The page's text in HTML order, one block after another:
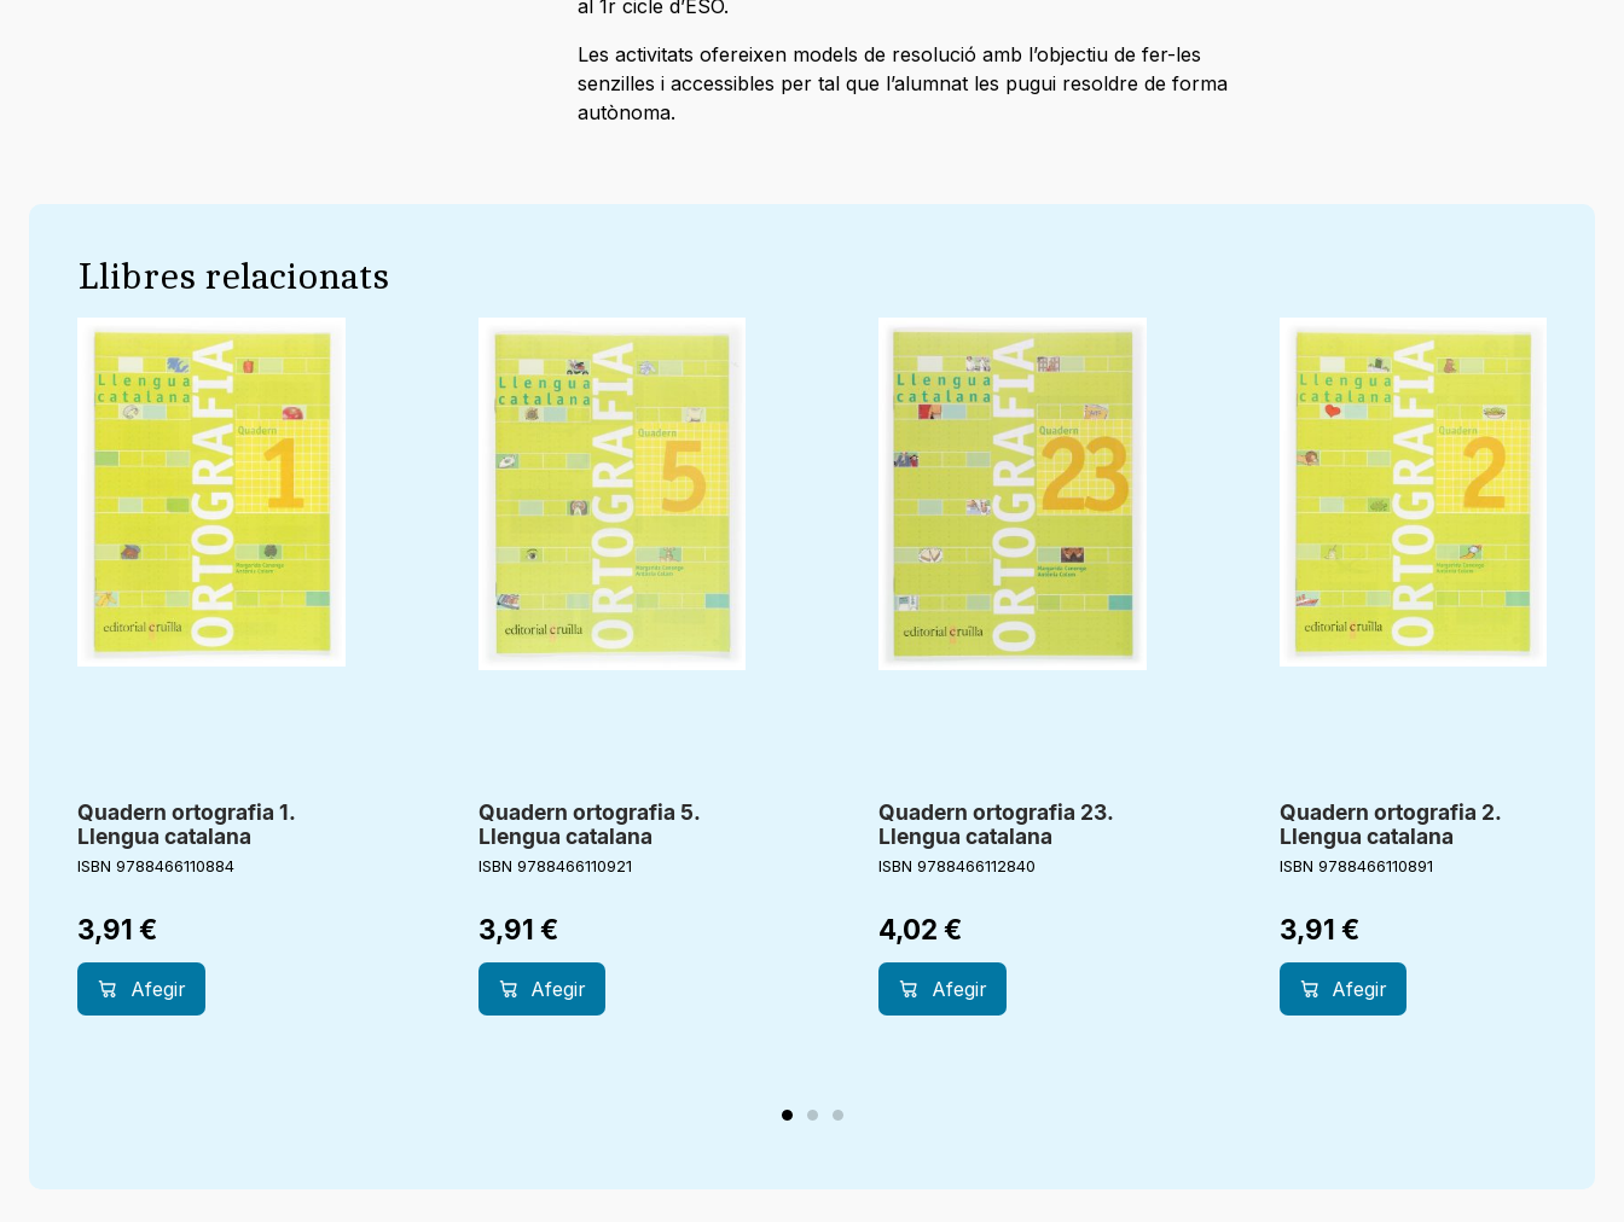
al 1r cicle d’ESO.
Les activitats ofereixen models de resolució amb l’objectiu de fer-les
senzilles i accessibles per tal que l’alumnat les pugui resoldre de forma
autònoma.
Llibres relacionats
Quadern ortografia 1.
Llengua catalana
ISBN 9788466110884
3,91 €
Afegir
Quadern ortografia 5.
Llengua catalana
ISBN 9788466110921
3,91 €
Afegir
Quadern ortografia 23.
Llengua catalana
ISBN 9788466112840
4,02 €
Afegir
Quadern ortografia 2.
Llengua catalana
ISBN 9788466110891
3,91 €
Afegir